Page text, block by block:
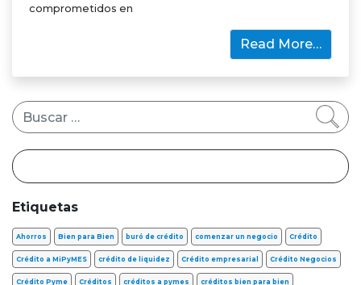
comprometidos en
Read More…
Buscar
Etiquetas
Ahorros Bien para Bien buró de crédito comenzar un negocio Crédito
Crédito a MiPyMES crédito de liquidez Crédito empresarial Crédito Negocios
Crédito Pyme Créditos créditos a pymes créditos bien para bien